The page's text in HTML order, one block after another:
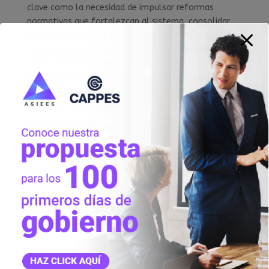
clave como la necesidad de impulsar reformas
normativas que fortalezcan al sistema, consolidar
buenas prácticas de gestión institucional, promover
la coherencia entre la formación y las demandas del
sector productivo, articularnos con la educación
básica y construir una narrativa conjunta que
posicione la educación técnica como motor de
desarrollo para el país.
💜 En ASIEES reafirmamos nuestro compromiso con
los jóvenes y con el futuro de la educación superior
especializada, trabajando de la mano con nuestros
asociados para garantizar más oportunidades,
calidad y empleabilidad.
#AsistePerú
#EducacionSuperiorTecnologicadeCalidad
#EducacionSuperiorPedagogicadeCalidad